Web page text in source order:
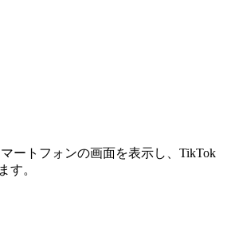
ートフォンの画面を表示し、TikTok
す。